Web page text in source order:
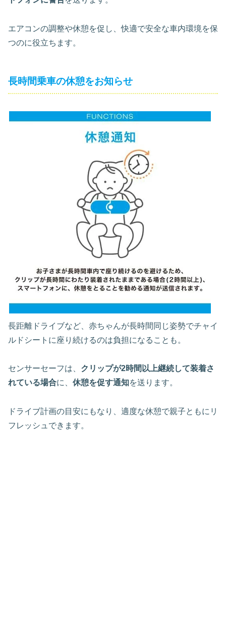
エアコンの調整や休憩を促し、快適で安全な車内環境を保
つのに役立ちます。
長時間乗車の休憩をお知らせ
長距離ドライブなど、赤ちゃんが長時間同じ姿勢でチャイ
ルドシートに座り続けるのは負担になることも。
センサーセーフは、 クリップが2時間以上継続して装着さ
れている場合に、 休憩を促す通知を送ります。
ドライブ計画の目安にもなり、適度な休憩で親子ともにリ
フレッシュできます。